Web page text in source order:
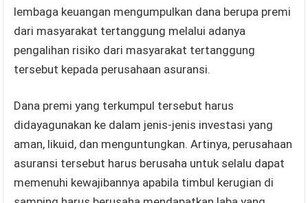
lembaga keuangan mengumpulkan dana berupa premi
dari masyarakat tertanggung melalui adanya
pengalihan risiko dari masyarakat tertanggung
tersebut kepada perusahaan asuransi.
Dana premi yang terkumpul tersebut harus
didayagunakan ke dalam jenis-jenis investasi yang
aman, likuid, dan menguntungkan. Artinya, perusahaan
asuransi tersebut harus berusaha untuk selalu dapat
memenuhi kewajibannya apabila timbul kerugian di